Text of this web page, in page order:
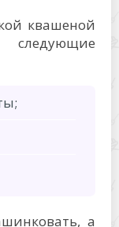
квашеной
а